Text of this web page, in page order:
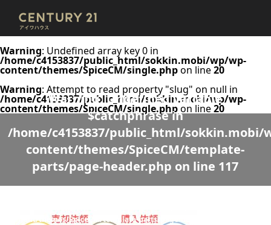
Warning: Undefined array key 0 in
/home/c4153837/public_html/sokkin.mobi/wp/wp-
content/themes/SpiceCM/single.phpon line20
Warning: Attempt to read property "slug" on null in
/home/c4153837/public_html/sokkin.mobi/wp/wp-
content/themes/SpiceCM/single.phpon line20
Warning: Undefined variable
$catchphrase in
/home/c4153837/public_html/sokkin.mobi/
content/themes/SpiceCM/template-
parts/page-header.php on line 117
content/themes/SpiceCM/template-parts/page-header.php